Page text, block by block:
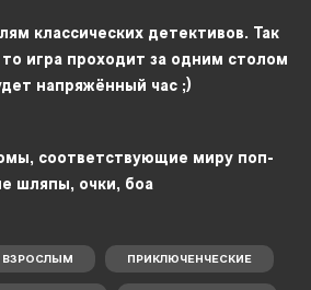
классических детективов. Так
игра проходит за одним столом
напряжённый час ;)
соответствующие миру поп-
шляпы, очки, боа
ВЗРОСЛЫМ ПРИКЛЮЧЕНЧЕСКИЕ